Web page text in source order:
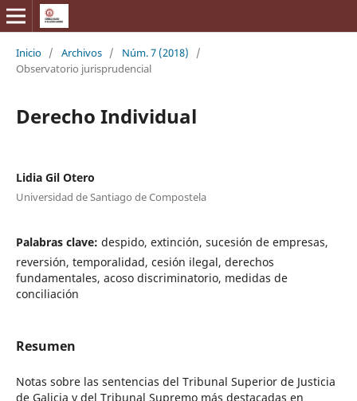
Inicio / Archivos / Núm. 7 (2018)
/
Observatorio jurisprudencial
Derecho Individual
Lidia Gil Otero
Universidad de Santiago de Compostela
Palabras clave: despido, extinción, sucesión de empresas,
reversión, temporalidad, cesión ilegal, derechos
fundamentales, acoso discriminatorio, medidas de
conciliación
Resumen
Notas sobre las sentencias del Tribunal Superior de Justicia
de Galicia y del Tribunal Supremo más destacadas en